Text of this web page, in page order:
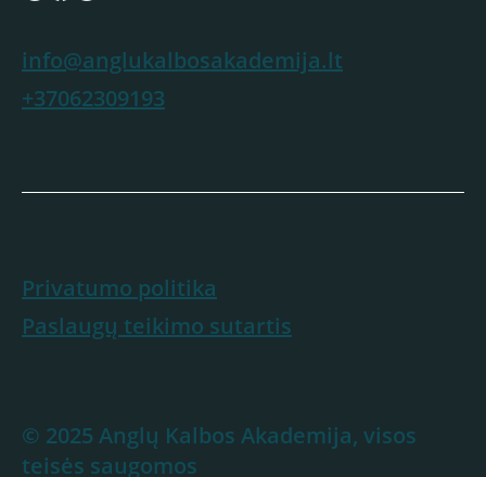
Privatumo politika
© 2025 Anglų Kalbos Akademija, visos
teisės saugomos
Paslaugų teikimo sutartis
info@anglukalbosakademija.lt
+37062309193